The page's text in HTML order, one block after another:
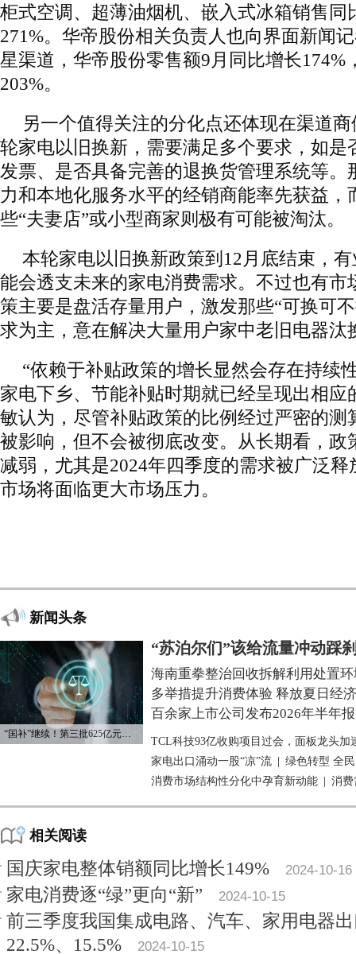
柜式空调、超薄油烟机、嵌入式冰箱销售同
271%。华帝股份相关负责人也向界面新闻
星渠道，华帝股份零售额9月同比增长174%
203%。
另一个值得关注的分化点还体现在渠道
轮家电以旧换新，需要满足多个要求，如是
发票、是否具备完善的退换货管理系统等。
力和本地化服务水平的经销商能率先获益，
些“夫妻店”或小型商家则极有可能被淘汰。
本轮家电以旧换新政策到12月底结束，
能会透支未来的家电消费需求。不过也有市
策主要是盘活存量用户，激发那些“可换可
求为主，意在解决大量用户家中老旧电器汰
“依赖于补贴政策的增长显然会存在持续
家电下乡、节能补贴时期就已经呈现出相应
敏认为，尽管补贴政策的比例经过严密的测
被影响，但不会被彻底改变。从长期看，政
减弱，尤其是2024年四季度的需求被广泛释
市场将面临更大市场压力。
新闻头条
“国补”继续！第三批625亿元资金已下达
“苏泊尔们”该给流量冲动踩
海南重拳整治回收拆解利用处置
多举措提升消费体验 释放夏日经
百余家上市公司发布2026年半年报
TCL科技93亿收购项目过会，面板龙头加
家电出口涌动一股“凉”流
绿色转型 全
消费市场结构性分化中孕育新动能
消费
相关阅读
国庆家电整体销额同比增长149% 2024-10-16
家电消费逐“绿”更向“新” 2024-10-15
前三季度我国集成电路、汽车、家用电器
22.5%、15.5%
2024-10-15